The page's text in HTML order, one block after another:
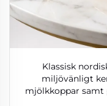
Klassisk
miljövänligt
mjölkkoppar